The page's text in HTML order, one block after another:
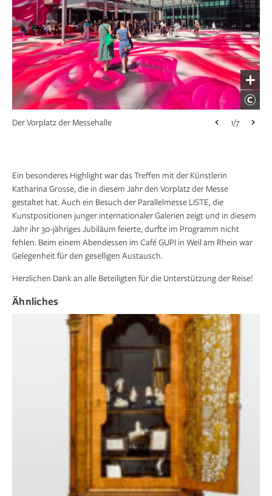
Der Vorplatz der Messehalle 1/7
Das gemeinsame Abendessen fand im Café GUPI in
1/7
Die Art Basel 2025 1/7
auf den Besuch der Art Basel ein
vor der Fondation Beyeler
diesjährigen Reise nach Basel auf dem
Messevorplatz
Vorplatz und auch die Frontalansicht der
Messehalle
Ein besonderes Highlight war das Treffen mit der Künstlerin
Katharina Grosse, die in diesem Jahr den Vorplatz der Messe
gestaltet hat. Auch ein Besuch der Parallelmesse LISTE, die
Kunstpositionen junger internationaler Galerien zeigt und in diesem
Jahr ihr 30-jähriges Jubiläum feierte, durfte im Programm nicht
fehlen. Beim einem Abendessen im Café GUPI in Weil am Rhein war
Gelegenheit für den geselligen Austausch.
Herzlichen Dank an alle Beteiligten für die Unterstützung der Reise!
Ähnliches